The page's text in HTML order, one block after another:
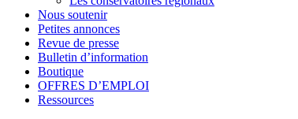
Nous soutenir
Petites annonces
Revue de presse
Bulletin d’information
Boutique
OFFRES D’EMPLOI
Ressources